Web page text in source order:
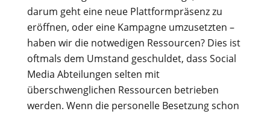
darum geht eine neue Plattformpräsenz zu
eröffnen, oder eine Kampagne umzusetzten –
haben wir die notwedigen Ressourcen? Dies ist
oftmals dem Umstand geschuldet, dass Social
Media Abteilungen selten mit
überschwenglichen Ressourcen betrieben
werden. Wenn die personelle Besetzung schon